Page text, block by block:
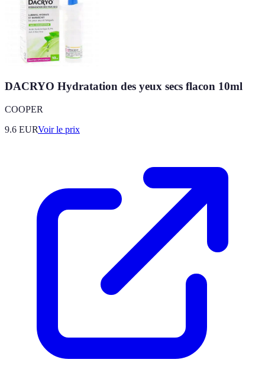
DACRYO Hydratation des yeux secs flacon 10ml
COOPER
9.6 EURVoir le prix